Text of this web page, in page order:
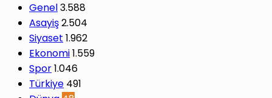
Genel3.588
Asayiş2.504
Siyaset 1.962
Ekonomi1.559
Spor1.046
Türkiye 491